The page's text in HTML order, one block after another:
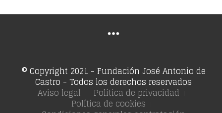
© Copyright 2021 - Fundación José Antonio de
Castro - Todos los derechos reservados
Aviso legal Política de privacidad
Política de cookies